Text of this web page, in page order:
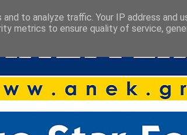
to analyze traffic. Your IP address and
metrics to ensure quality of service,